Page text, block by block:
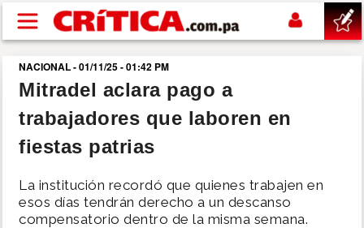
Pasar al contenido principal
buscar
SUCESOS
POLÍTICA
NACIONAL - 01/11/25 - 01:42 PM
Mitradel aclara pago a
trabajadores que laboren en
fiestas patrias
La institución recordó que quienes trabajen en
esos días tendrán derecho a un descanso
compensatorio dentro de la misma semana.